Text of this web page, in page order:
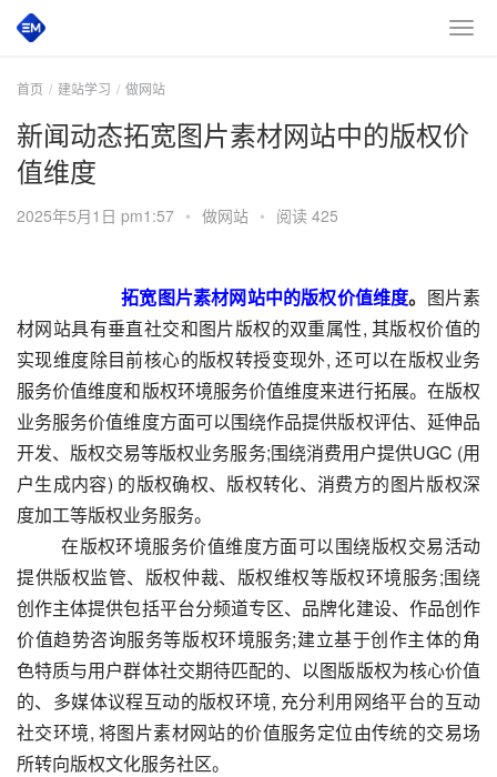
首页 建站学习 做网站
新闻动态拓宽图片素材网站中的版权价
值维度
2025年5月1日 pm1:57 • 做网站 • 阅读 425
拓宽图片素材网站中的版权价值维度。 图片素
材网站具有垂直社交和图片版权的双重属性, 其版权价值的
实现维度除目前核心的版权转授变现外, 还可以在版权业务
服务价值维度和版权环境服务价值维度来进行拓展。在版权
业务服务价值维度方面可以围绕作品提供版权评估、延伸品
开发、版权交易等版权业务服务;围绕消费用户提供UGC (用
户生成内容) 的版权确权、版权转化、消费方的图片版权深
度加工等版权业务服务。
提供版权监管、版权仲裁、版权维权等版权环境服务;围绕
创作主体提供包括平台分频道专区、品牌化建设、作品创作
价值趋势咨询服务等版权环境服务;建立基于创作主体的角
色特质与用户群体社交期待匹配的、以图版版权为核心价值
的、多媒体议程互动的版权环境, 充分利用网络平台的互动
社交环境, 将图片素材网站的价值服务定位由传统的交易场
所转向版权文化服务社区。